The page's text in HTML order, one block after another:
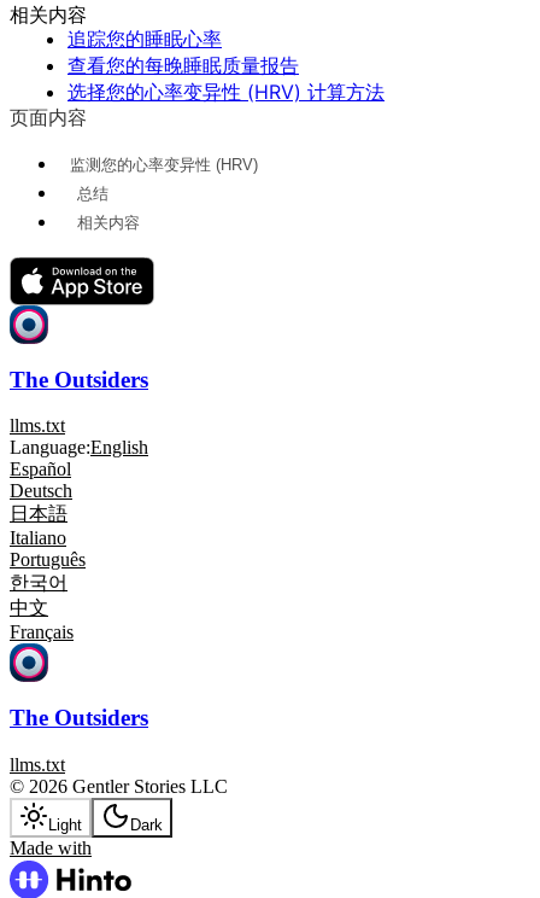
相关内容
追踪您的睡眠心率
查看您的每晚睡眠质量报告
选择您的心率变异性 (HRV) 计算方法
页面内容
监测您的心率变异性 (HRV)
总结
相关内容
The Outsiders
llms.txt
Language:English
Español
Deutsch
日本語
Italiano
Português
한국어
中文
Français
The Outsiders
llms.txt
© 2026 Gentler Stories LLC
Light Dark
Made with